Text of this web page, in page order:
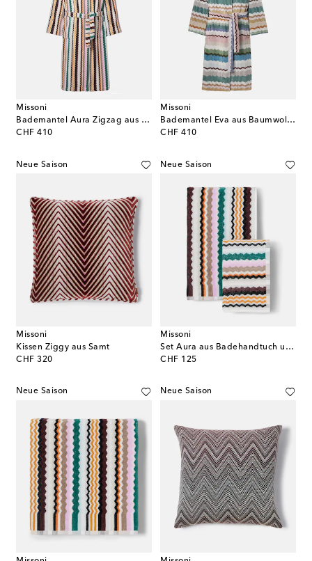
Missoni
Bademantel Aura Zigzag aus Baumwollfrottee
CHF 410
original price
Missoni
Bademantel Eva aus Baumwollfrottee
CHF 410
original price
Neue Saison
Missoni
Kissen Ziggy aus Samt
CHF 320
original price
Neue Saison
Missoni
Set Aura aus Badehandtuch und Handtuch
CHF 125
original price
Neue Saison Neue Saison